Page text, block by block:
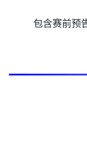
包含赛前预